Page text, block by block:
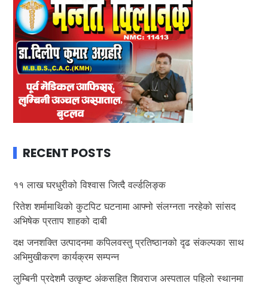
RECENT POSTS
११ लाख घरधुरीको विश्वास जित्दै वर्ल्डलिङ्क
रितेश शर्मामाथिको कुटपिट घटनामा आफ्नो संलग्नता नरहेको सांसद
अभिषेक प्रताप शाहको दाबी
दक्ष जनशक्ति उत्पादनमा कपिलवस्तु प्रतिष्ठानको दृढ संकल्पका साथ
अभिमुखीकरण कार्यक्रम सम्पन्न
लुम्बिनी प्रदेशमै उत्कृष्ट अंकसहित शिवराज अस्पताल पहिलो स्थानमा